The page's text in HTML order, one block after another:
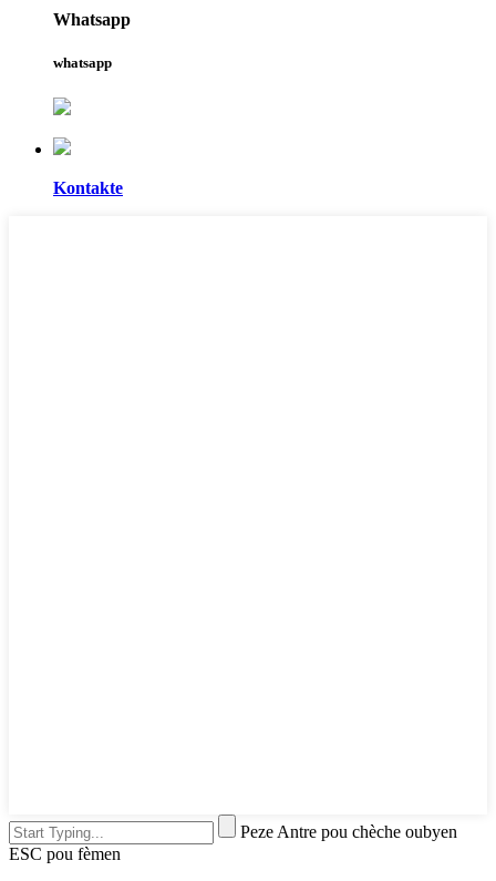
Whatsapp
whatsapp
Kontakte
Peze Antre pou chèche oubyen
ESC pou fèmen